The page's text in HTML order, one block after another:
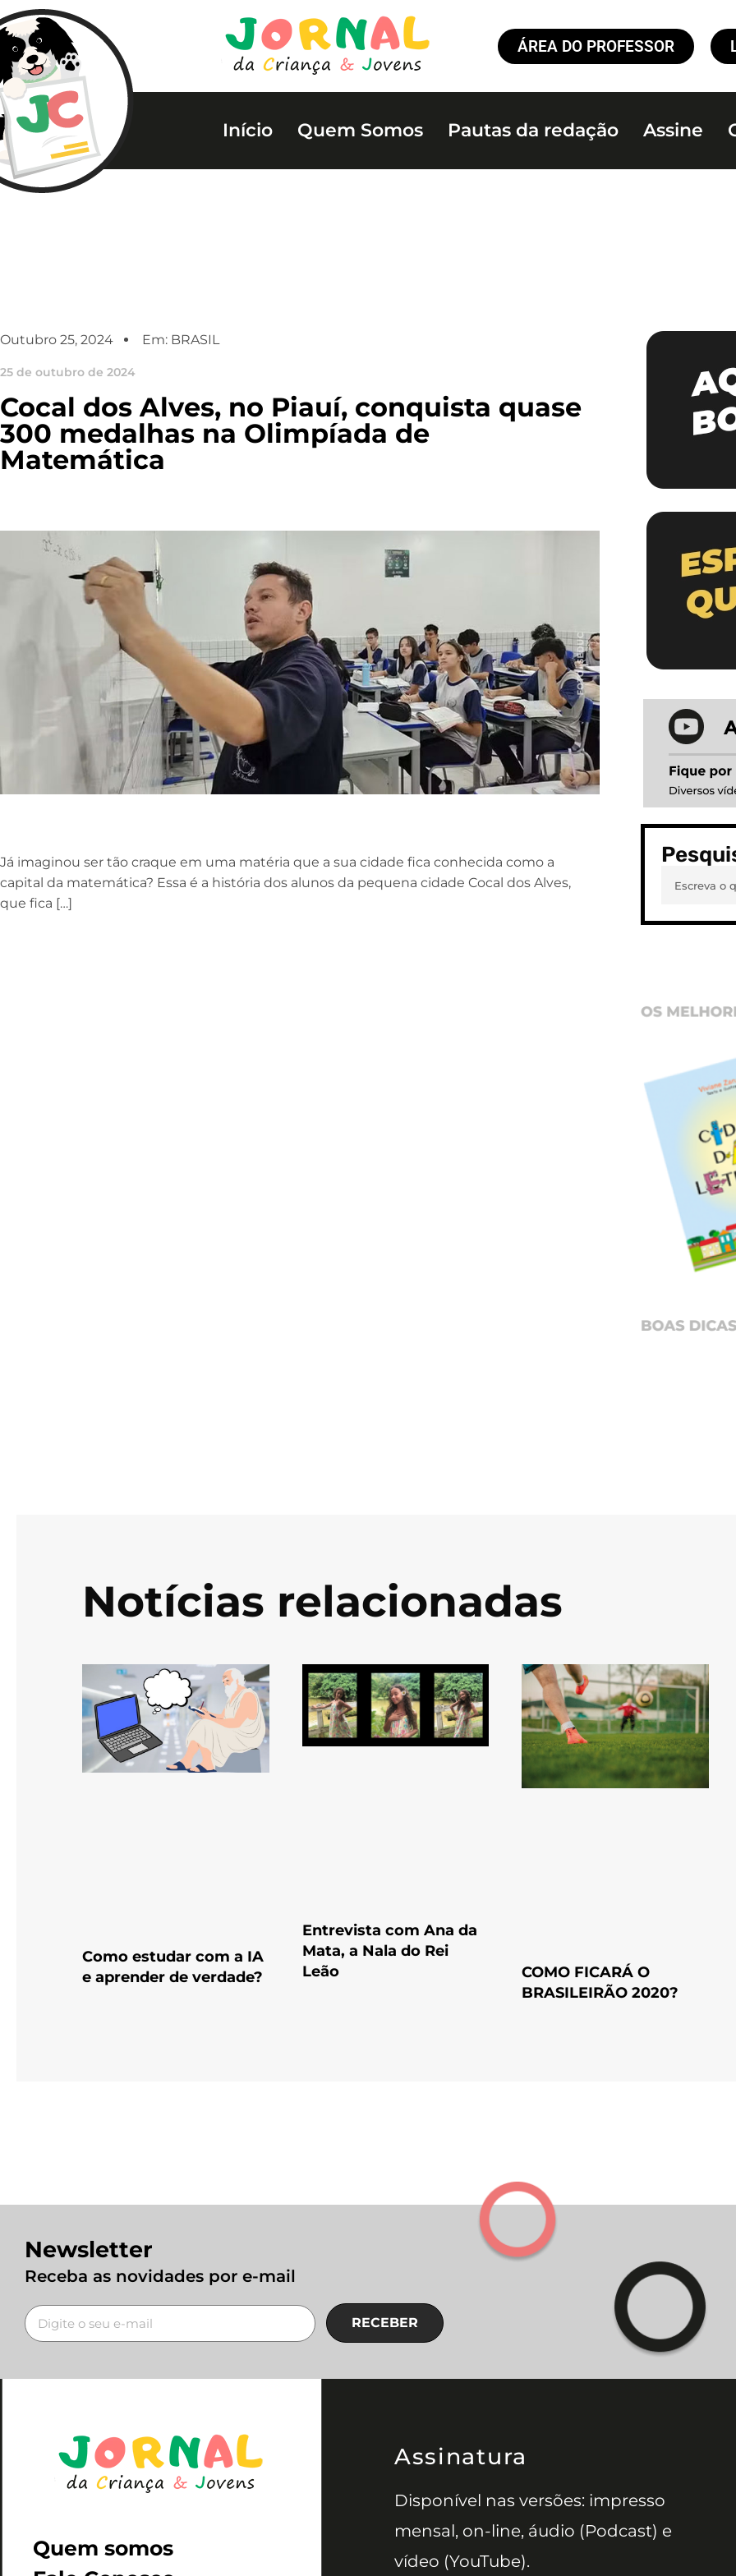
ÁREA DO PROFESSOR
Início Quem Somos Pautas da redação Assine
Outubro 25, 2024 Em: BRASIL
25 de outubro de 2024
Cocal dos Alves, no Piauí, conquista quase
300 medalhas na Olimpíada de
Matemática
Já imaginou ser tão craque em uma matéria que a sua cidade fica conhecida como a
capital da matemática? Essa é a história dos alunos da pequena cidade Cocal dos Alves,
que fica […]
Notícias relacionadas
Como estudar com a IA
e aprender de verdade?
Entrevista com Ana da
Mata, a Nala do Rei
Leão
COMO FICARÁ O
BRASILEIRÃO 2020?
Newsletter
Receba as novidades por e-mail
RECEBER
Quem somos
Assinatura
Disponível nas versões: impresso
mensal, on-line, áudio (Podcast) e
vídeo (YouTube).